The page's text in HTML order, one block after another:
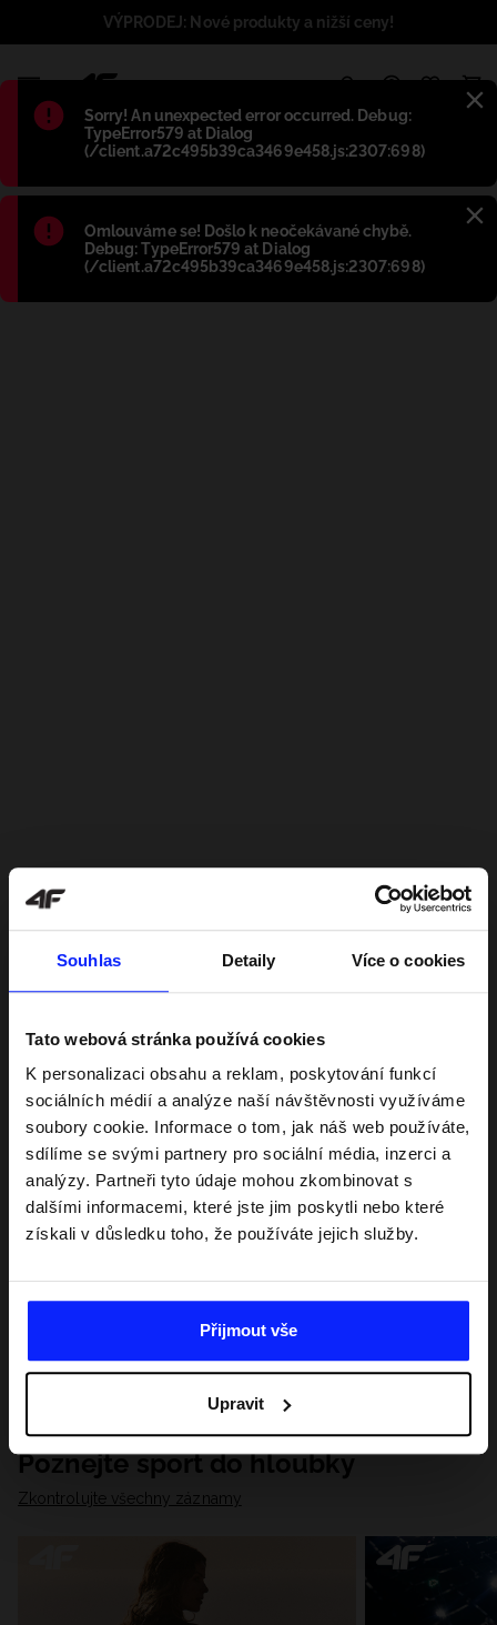
Souhlas Detaily Více o cookies
Tato webová stránka používá cookies
K personalizaci obsahu a reklam, poskytování funkcí
sociálních médií a analýze naší návštěvnosti využíváme
soubory cookie. Informace o tom, jak náš web používáte,
sdílíme se svými partnery pro sociální média, inzerci a
analýzy. Partneři tyto údaje mohou zkombinovat s
dalšími informacemi, které jste jim poskytli nebo které
získali v důsledku toho, že používáte jejich služby.
Přijmout vše
Upravit
Błąd:
Sorry! An unexpected error occurred. Debug:
TypeError579 at Dialog
(/client.a72c495b39ca3469e458.js:2307:698)
Błąd:
Omlouváme se! Došlo k neočekávané chybě.
Debug: TypeError579 at Dialog
(/client.a72c495b39ca3469e458.js:2307:698)
VÝPRODEJ: Nové produkty a nižší ceny!
Poznejte sport do hloubky
Zkontrolujte všechny záznamy